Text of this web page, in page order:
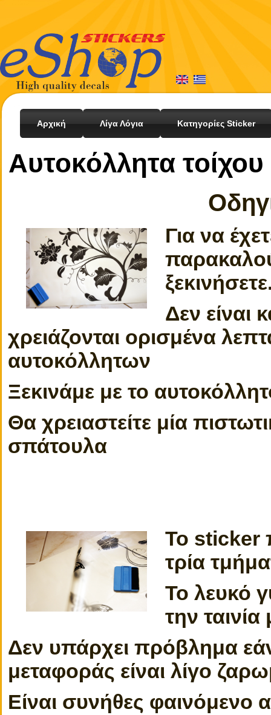
Αρχική Λίγα Λόγια Κατηγορίες Sticker
Αυτοκόλλητα τοίχου
Για να
Δεν είναι
χρειάζονται ορισμένα
αυτοκόλλητων
Ξεκινάμε με το
Θα χρειαστείτε μία
σπάτουλα
Το sticker
τρία
Το λευκό
την
Δεν υπάρχει πρόβλημα
μεταφοράς είναι λίγο
Είναι συνήθες φαινόμενο